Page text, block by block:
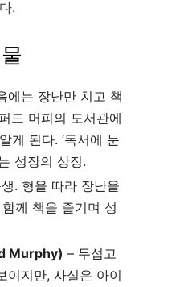
.
에는 장난만 치고 책
드 머피의 도서관에
게 된다. ‘독서에 눈
성장의 상징.
. 형을 따라 장난을
께 책을 즐기며 성
Murphy) – 무섭고
이지만, 사실은 아이